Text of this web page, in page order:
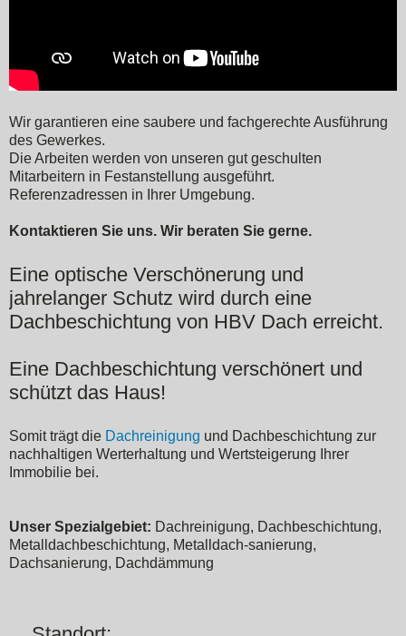
Wir garantieren eine saubere und fachgerechte Ausführung
des Gewerkes.
Die Arbeiten werden von unseren gut geschulten
Mitarbeitern in Festanstellung ausgeführt.
Referenzadressen in Ihrer Umgebung.
Kontaktieren Sie uns. Wir beraten Sie gerne.
Eine optische Verschönerung und
jahrelanger Schutz wird durch eine
Dachbeschichtung von HBV Dach erreicht.
Eine Dachbeschichtung verschönert und
schützt das Haus!
Somit trägt die Dachreinigung und Dachbeschichtung zur
nachhaltigen Werterhaltung und Wertsteigerung Ihrer
Immobilie bei.
Unser Spezialgebiet: Dachreinigung, Dachbeschichtung,
Metalldachbeschichtung, Metalldach-sanierung,
Dachsanierung, Dachdämmung